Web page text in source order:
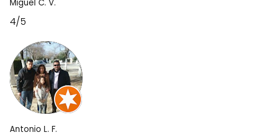
Miguel C. V.
4/5
Antonio L. F.